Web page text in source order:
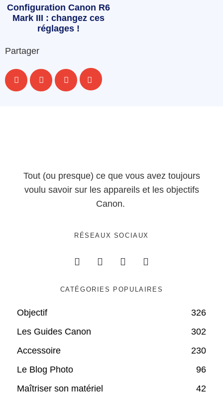
Configuration Canon R6
Mark III : changez ces
réglages !
Partager
Tout (ou presque) ce que vous avez toujours
voulu savoir sur les appareils et les objectifs
Canon.
RÉSEAUX SOCIAUX
CATÉGORIES POPULAIRES
Objectif
326
Les Guides Canon
302
Accessoire
230
Le Blog Photo
96
Maîtriser son matériel
42